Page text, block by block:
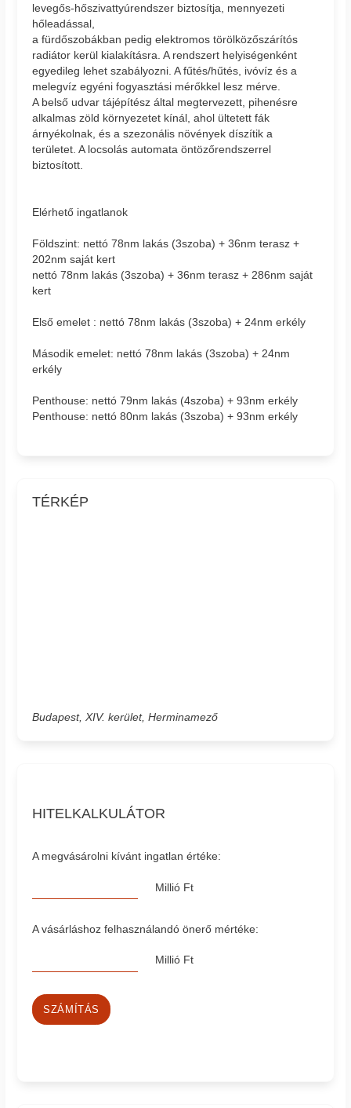
levegős-hőszivattyúrendszer biztosítja, mennyezeti
hőleadással,
a fürdőszobákban pedig elektromos törölközőszárítós
radiátor kerül kialakításra. A rendszert helyiségenként
egyedileg lehet szabályozni. A fűtés/hűtés, ivóvíz és a
melegvíz egyéni fogyasztási mérőkkel lesz mérve.
A belső udvar tájépítész által megtervezett, pihenésre
alkalmas zöld környezetet kínál, ahol ültetett fák
árnyékolnak, és a szezonális növények díszítik a
területet. A locsolás automata öntözőrendszerrel
biztosított.
Elérhető ingatlanok
Földszint: nettó 78nm lakás (3szoba) + 36nm terasz +
202nm saját kert
nettó 78nm lakás (3szoba) + 36nm terasz + 286nm saját
kert
Első emelet : nettó 78nm lakás (3szoba) + 24nm erkély
Második emelet: nettó 78nm lakás (3szoba) + 24nm
erkély
Penthouse: nettó 79nm lakás (4szoba) + 93nm erkély
Penthouse: nettó 80nm lakás (3szoba) + 93nm erkély
TÉRKÉP
Budapest, XIV. kerület, Herminamező
HITELKALKULÁTOR
A megvásárolni kívánt ingatlan értéke:
Millió Ft
A vásárláshoz felhasználandó önerő mértéke:
Millió Ft
SZÁMÍTÁS